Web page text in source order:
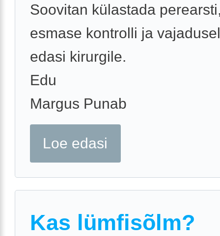
Soovitan külastada
esmase kontrolli ja
edasi kirurgile.
Edu
Margus Punab
Loe edasi
Kas lümfisõlm?